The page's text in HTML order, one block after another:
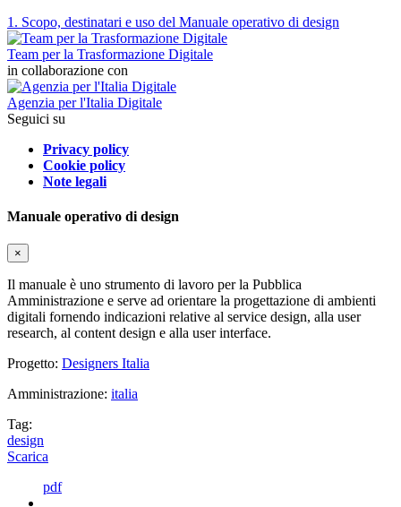
1. Scopo, destinatari e uso del Manuale operativo di design
Team per la Trasformazione Digitale
in collaborazione con
Agenzia per l'Italia Digitale
Seguici su
Privacy policy
Cookie policy
Note legali
Manuale operativo di design
×
Il manuale è uno strumento di lavoro per la Pubblica
Amministrazione e serve ad orientare la progettazione di ambienti
digitali fornendo indicazioni relative al service design, alla user
research, al content design e alla user interface.
Progetto: Designers Italia
Amministrazione: italia
Tag:
design
Scarica
pdf